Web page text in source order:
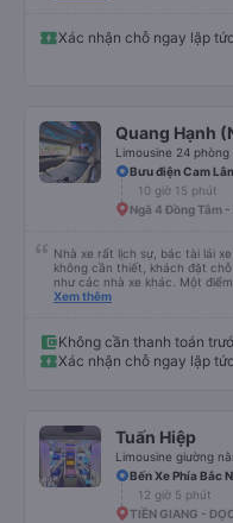
limousine vào buổi sáng. ngu
tài xế không ở đó, tôi vẫn
rất nguy hiểm.. Cảm ơn rất
tôi không?&quot; Vốn dĩ tôi
mà tài xế bảo tôi ngủ thêm và
bằng xe limousine vào buổi
ngốc quá.. Tôi vẫn nghĩ rằng
ơn từ tận đáy lòng.. 79-05527
chưa biết cách thực hiện, hãy
&quot;B Bạn bị sao
là 2:30 và tôi đang nói về nó.
nếu không có tài xế... Cảm ơn
Xác nhận chỗ ngay lập tức
Quang Hạnh
Limousine 24 phòng
Bưu điện Cam
10 giờ 15 phút
Ngã 4 Đồng Tâm
Nhà xe rất lịch sự, bác tài lái
không cần thiết, khách đặt
như các nhà xe khác. Một
Xem thêm
Không cần thanh toán
Xác nhận chỗ ngay lập tức
Tuấn Hiệp
Limousine giường
Bến Xe Phía Bắc
12 giờ 5 phút
TIỀN GIANG -